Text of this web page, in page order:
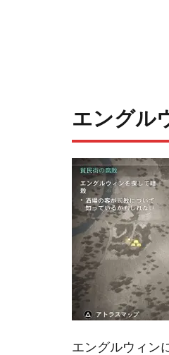
エングル
エングルウィン